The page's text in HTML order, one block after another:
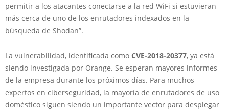
permitir a los atacantes conectarse a la red WiFi si estuvieran
más cerca de uno de los enrutadores indexados en la
búsqueda de Shodan”.
La vulnerabilidad, identificada como CVE-2018-20377, ya está
siendo investigada por Orange. Se esperan mayores informes
de la empresa durante los próximos días. Para muchos
expertos en ciberseguridad, la mayoría de enrutadores de uso
doméstico siguen siendo un importante vector para desplegar